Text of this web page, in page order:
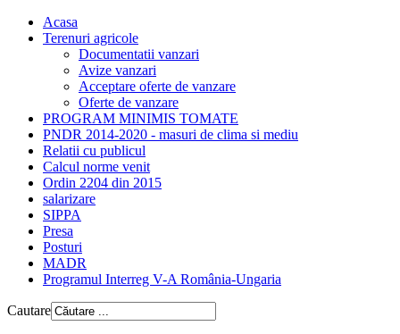
Acasa
Terenuri agricole
Documentatii vanzari
Avize vanzari
Acceptare oferte de vanzare
Oferte de vanzare
PROGRAM MINIMIS TOMATE
PNDR 2014-2020 - masuri de clima si mediu
Relatii cu publicul
Calcul norme venit
Ordin 2204 din 2015
salarizare
SIPPA
Presa
Posturi
MADR
Programul Interreg V-A România-Ungaria
Cautare